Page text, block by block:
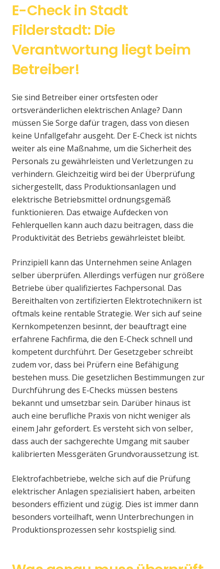
E-Check in Stadt
Filderstadt: Die
Verantwortung liegt beim
Betreiber!
Sie sind Betreiber einer ortsfesten oder
ortsveränderlichen elektrischen Anlage? Dann
müssen Sie Sorge dafür tragen, dass von diesen
keine Unfallgefahr ausgeht. Der E-Check ist nichts
weiter als eine Maßnahme, um die Sicherheit des
Personals zu gewährleisten und Verletzungen zu
verhindern. Gleichzeitig wird bei der Überprüfung
sichergestellt, dass Produktionsanlagen und
elektrische Betriebsmittel ordnungsgemäß
funktionieren. Das etwaige Aufdecken von
Fehlerquellen kann auch dazu beitragen, dass die
Produktivität des Betriebs gewährleistet bleibt.
Prinzipiell kann das Unternehmen seine Anlagen
selber überprüfen. Allerdings verfügen nur größere
Betriebe über qualifiziertes Fachpersonal. Das
Bereithalten von zertifizierten Elektrotechnikern ist
oftmals keine rentable Strategie. Wer sich auf seine
Kernkompetenzen besinnt, der beauftragt eine
erfahrene Fachfirma, die den E-Check schnell und
kompetent durchführt. Der Gesetzgeber schreibt
zudem vor, dass bei Prüfern eine Befähigung
bestehen muss. Die gesetzlichen Bestimmungen zur
Durchführung des E-Checks müssen bestens
bekannt und umsetzbar sein. Darüber hinaus ist
auch eine berufliche Praxis von nicht weniger als
einem Jahr gefordert. Es versteht sich von selber,
dass auch der sachgerechte Umgang mit sauber
kalibrierten Messgeräten Grundvoraussetzung ist.
Elektrofachbetriebe, welche sich auf die Prüfung
elektrischer Anlagen spezialisiert haben, arbeiten
besonders effizient und zügig. Dies ist immer dann
besonders vorteilhaft, wenn Unterbrechungen in
Produktionsprozessen sehr kostspielig sind.